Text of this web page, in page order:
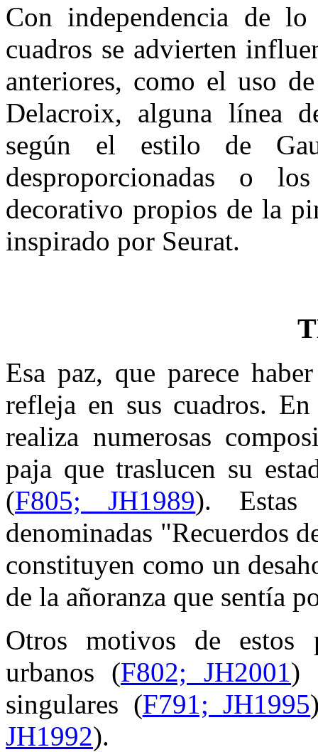
Con independencia de lo
cuadros se advierten
anteriores, como el uso
Delacroix, alguna línea
según el estilo de
desproporcionadas o
decorativo propios de la
inspirado por Seurat.
Esa paz, que parece
refleja en sus cuadros.
realiza numerosas
paja que traslucen su
(F805; JH1989). Estas
denominadas "Recuerdos
constituyen como un
de la añoranza que sentía
Otros motivos de estos
urbanos (F802; JH2001)
singulares (F791; JH1995
JH1992).